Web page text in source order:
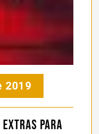
2019
extras para